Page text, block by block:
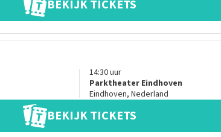
BEKIJK TICKETS
14:30uur
Parktheater Eindhoven
Eindhoven, Nederland
BEKIJK TICKETS